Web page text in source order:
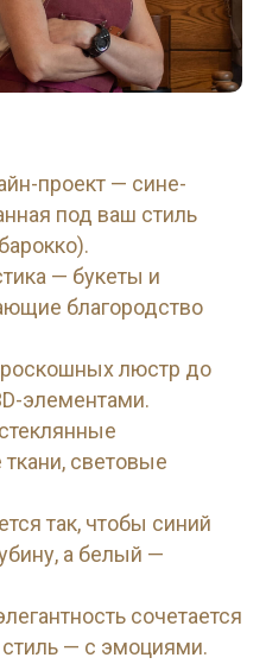
проект — сине-
под ваш стиль
— букеты и
благородство
люстр до
элементами.
световые
так, чтобы синий
а белый —
сочетается
— с эмоциями.